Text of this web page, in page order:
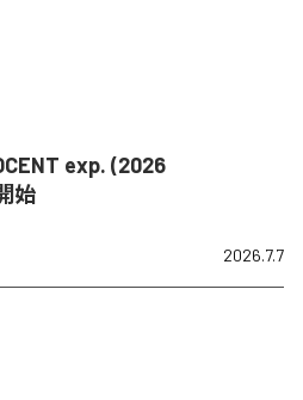
exp. (2026
始
2026.7.7